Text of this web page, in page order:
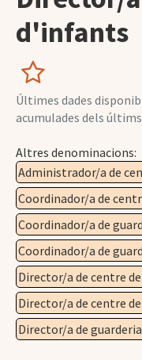
d'infants
Últimes dades
acumulades dels
Altres denominacions:
Administrador/a de
Coordinador/a de
Coordinador/a de
Coordinador/a de
Director/a de centre
Director/a de centre
Director/a de